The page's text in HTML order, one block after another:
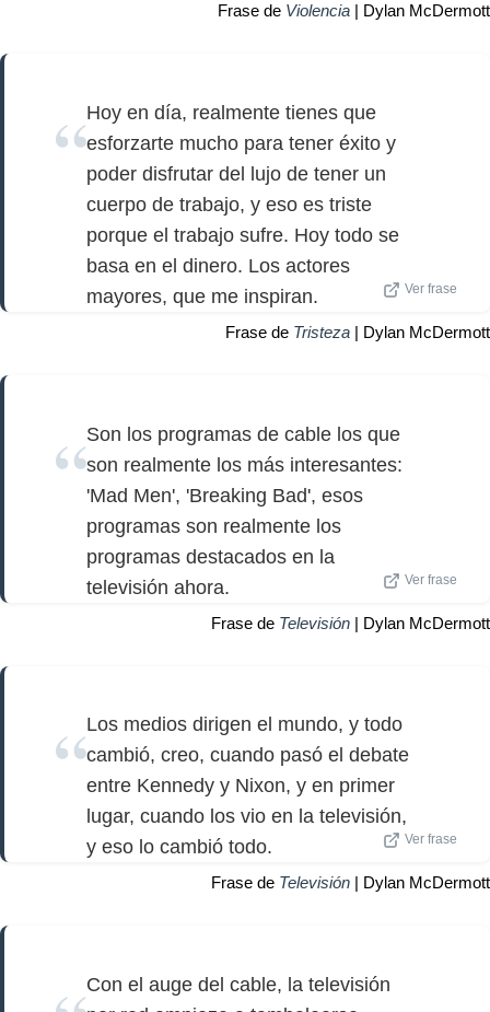
Frase de Violencia | Dylan McDermott
Hoy en día, realmente tienes que
esforzarte mucho para tener éxito y
poder disfrutar del lujo de tener un
cuerpo de trabajo, y eso es triste
porque el trabajo sufre. Hoy todo se
basa en el dinero. Los actores
mayores, que me inspiran.
Ver frase
Frase de Tristeza | Dylan McDermott
Son los programas de cable los que
son realmente los más interesantes:
'Mad Men', 'Breaking Bad', esos
programas son realmente los
programas destacados en la
televisión ahora.
Ver frase
Frase de Televisión | Dylan McDermott
Los medios dirigen el mundo, y todo
cambió, creo, cuando pasó el debate
entre Kennedy y Nixon, y en primer
lugar, cuando los vio en la televisión,
y eso lo cambió todo.
Ver frase
Frase de Televisión | Dylan McDermott
Con el auge del cable, la televisión